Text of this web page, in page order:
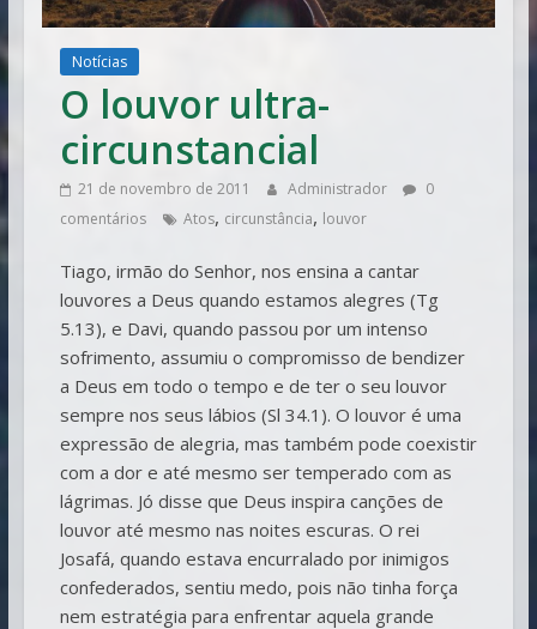
Notícias
O louvor ultra-
circunstancial
21 de novembro de 2011 Administrador
0
comentários
Atos, circunstância, louvor
Tiago, irmão do Senhor, nos ensina a cantar
louvores a Deus quando estamos alegres (Tg
5.13), e Davi, quando passou por um intenso
sofrimento, assumiu o compromisso de bendizer
a Deus em todo o tempo e de ter o seu louvor
sempre nos seus lábios (Sl 34.1). O louvor é uma
expressão de alegria, mas também pode coexistir
com a dor e até mesmo ser temperado com as
lágrimas. Jó disse que Deus inspira canções de
louvor até mesmo nas noites escuras. O rei
Josafá, quando estava encurralado por inimigos
confederados, sentiu medo, pois não tinha força
nem estratégia para enfrentar aquela grande